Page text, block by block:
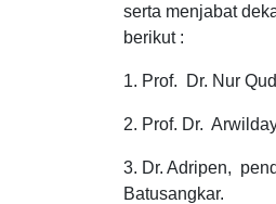
serta menjabat
berikut :
1. Prof. Dr. Nur
2. Prof. Dr.
3. Dr. Adripen,
Batusangkar.